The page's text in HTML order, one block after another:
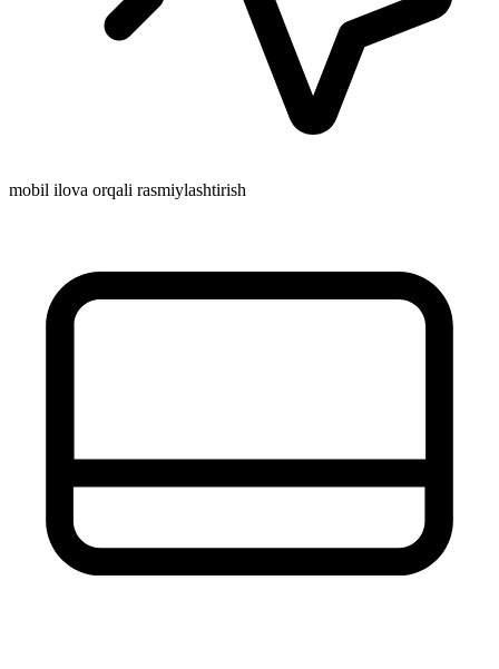
mobil ilova orqali rasmiylashtirish